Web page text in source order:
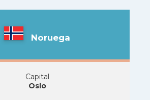
Noruega
Capital
Oslo